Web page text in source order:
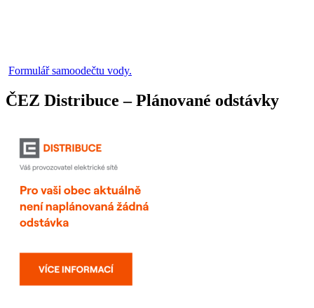
Formulář samoodečtu vody.
ČEZ Distribuce – Plánované odstávky